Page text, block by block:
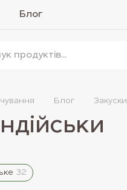
Блог
Блог Закуски
32